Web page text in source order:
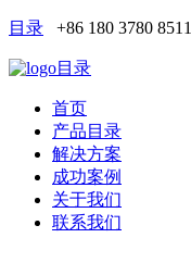
目录 +86 180 3780 8511
目录
首页
产品目录
解决方案
成功案例
关于我们
联系我们